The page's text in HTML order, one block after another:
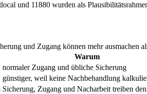
und 11880 wurden als
und Zugang können mehr ausmachen
Warum
normaler Zugang und übliche Sicherung
günstiger, weil keine Nachbehandlung
Sicherung, Zugang und Nacharbeit treiben